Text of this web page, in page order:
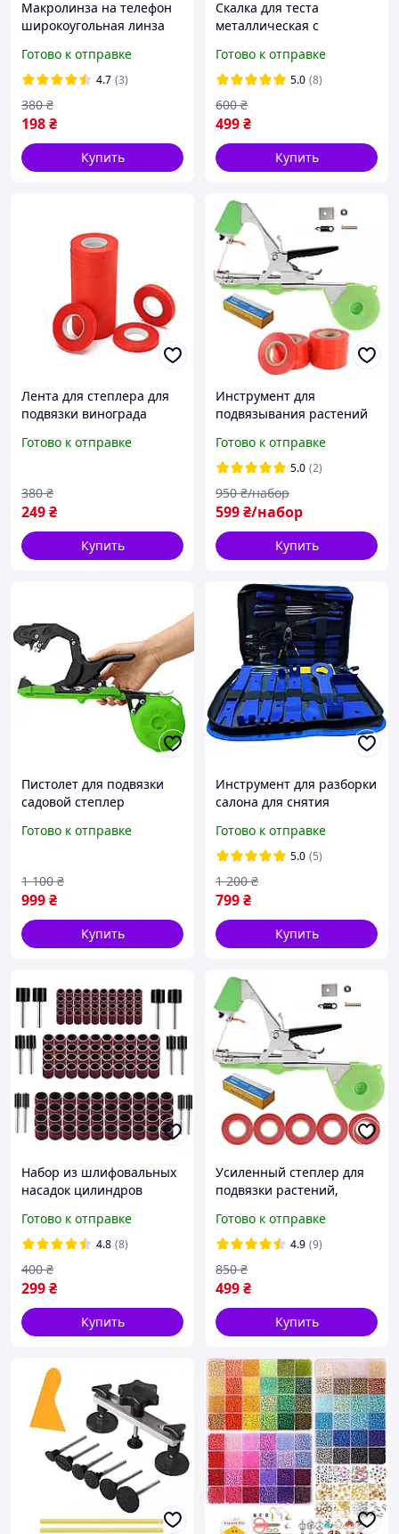
Макролинза на телефон
широкоугольная линза
на телефон 2 в 1
Готово к отправке
4.7 (3)
198₴
380 ₴
Купить
Скалка для теста
металлическая с
и регулировкой толщины
раскатки 48 см
Готово к отправке
5.0 (8)
499₴
600 ₴
Купить
Лента для степлера для
подвязки винограда
степлера 20 шт 20 м
Готово к отправке
249₴
380 ₴
Купить
Инструмент для
подвязывания растений
подвязочный пистолет
лента 10 рулонов скобы
10000 шт
Готово к отправке
5.0 (2)
599₴/набор
950 ₴/набор
Купить
Пистолет для подвязки
садовой степлер
тапенер садовый
Готово к отправке
999₴
1 100 ₴
Купить
Инструмент для разборки
салона для снятия
предметов
Готово к отправке
5.0 (5)
799₴
1 200 ₴
Купить
Набор из шлифовальных
насадок цилиндров
Наждачный цилиндр
Готово к отправке
4.8 (8)
299₴
400 ₴
Купить
Усиленный степлер для
подвязки растений,
Tapetool + скобы 10000 шт
+ лента 5 рулонов
Готово к отправке
4.9 (9)
499₴
850 ₴
Купить